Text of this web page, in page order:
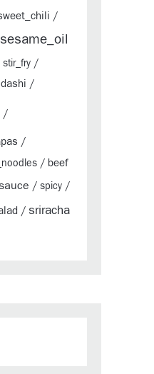
/
sesame_oil
stir_fry /
dashi /
/
/
/ beef
/ spicy /
/ sriracha